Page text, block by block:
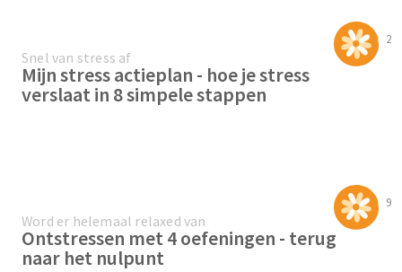
2
Snel van stress af
Mijn stress actieplan - hoe je stress
verslaat in 8 simpele stappen
9
Word er helemaal relaxed van
Ontstressen met 4 oefeningen - terug
naar het nulpunt